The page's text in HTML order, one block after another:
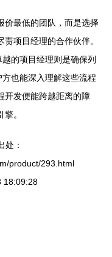
价最低的团队，而是选择
项目经理的合作伙伴。
的项目经理则是确保列
也能深入理解这些流程
开发便能跨越距离的障
。
处：
product/293.html
18:09:28